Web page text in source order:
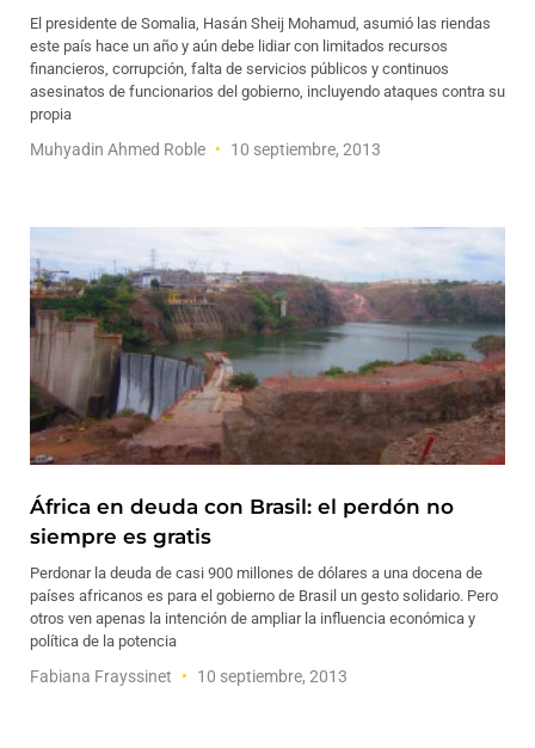
El presidente de Somalia, Hasán Sheij Mohamud, asumió las riendas
este país hace un año y aún debe lidiar con limitados recursos
financieros, corrupción, falta de servicios públicos y continuos
asesinatos de funcionarios del gobierno, incluyendo ataques contra su
propia
Muhyadin Ahmed Roble 10 septiembre, 2013
África en deuda con Brasil: el perdón no
siempre es gratis
Perdonar la deuda de casi 900 millones de dólares a una docena de
países africanos es para el gobierno de Brasil un gesto solidario. Pero
otros ven apenas la intención de ampliar la influencia económica y
política de la potencia
Fabiana Frayssinet 10 septiembre, 2013